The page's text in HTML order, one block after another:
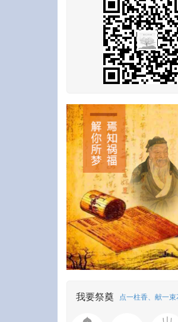
我要祭奠 点一柱香、献一